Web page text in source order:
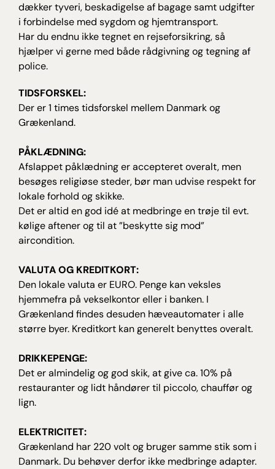
dækker tyveri, beskadigelse af bagage samt udgifter
i forbindelse med sygdom og hjemtransport.
Har du endnu ikke tegnet en rejseforsikring, så
hjælper vi gerne med både rådgivning og tegning af
police.
TIDSFORSKEL:
Der er 1 times tidsforskel mellem Danmark og
Grækenland.
PÅKLÆDNING:
Afslappet påklædning er accepteret overalt, men
besøges religiøse steder, bør man udvise respekt for
lokale forhold og skikke.
Det er altid en god idé at medbringe en trøje til evt.
kølige aftener og til at ”beskytte sig mod”
aircondition.
VALUTA OG KREDITKORT:
Den lokale valuta er EURO. Penge kan veksles
hjemmefra på vekselkontor eller i banken. I
Grækenland findes desuden hæveautomater i alle
større byer. Kreditkort kan generelt benyttes overalt.
DRIKKEPENGE:
Det er almindelig og god skik, at give ca. 10% på
restauranter og lidt håndører til piccolo, chauffør og
lign.
ELEKTRICITET:
Grækenland har 220 volt og bruger samme stik som i
Danmark. Du behøver derfor ikke medbringe adapter.